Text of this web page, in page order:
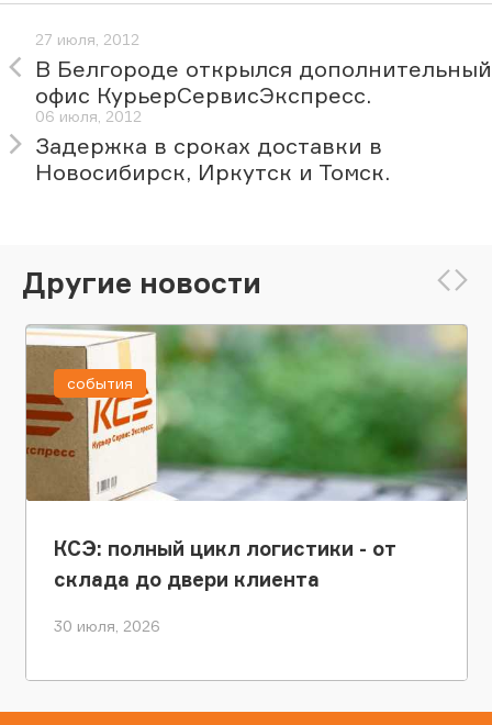
27 июля, 2012
В Белгороде открылся дополнительный
офис КурьерСервисЭкспресс.
06 июля, 2012
Задержка в сроках доставки в
Новосибирск, Иркутск и Томск.
Другие новости
КСЭ: полный цикл логистики - от
склада до двери клиента
30 июля, 2026
события